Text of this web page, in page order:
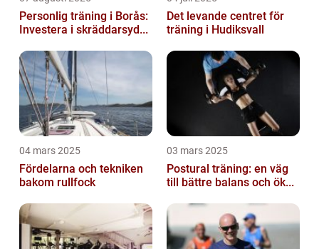
Personlig träning i Borås:
Investera i skräddarsyd...
Det levande centret för
träning i Hudiksvall
04 mars 2025
Fördelarna och tekniken
bakom rullfock
03 mars 2025
Postural träning: en väg
till bättre balans och ök...